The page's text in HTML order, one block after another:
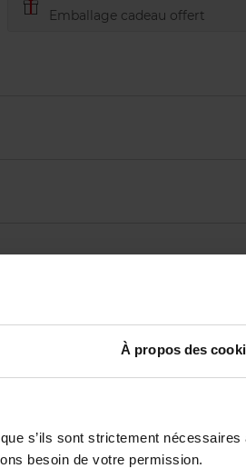
À propos des
s’ils sont strictement nécessaires
besoin de votre permission.
Emballage cadeau offert
être